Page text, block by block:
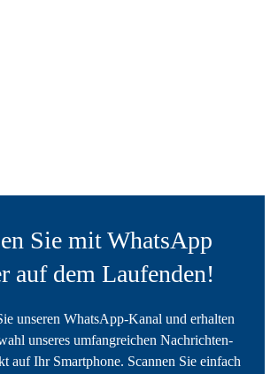
Sie mit WhatsApp
auf dem Laufenden!
unseren WhatsApp-Kanal und erhalten
unseres umfangreichen Nachrichten-
auf Ihr Smartphone. Scannen Sie einfach